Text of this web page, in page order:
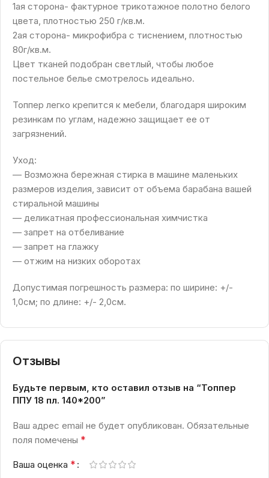
1ая сторона- фактурное трикотажное полотно белого
цвета, плотностью 250 г/кв.м.
2ая сторона- микрофибра с тиснением, плотностью
80г/кв.м.
Цвет тканей подобран светлый, чтобы любое
постельное белье смотрелось идеально.
Топпер легко крепится к мебели, благодаря широким
резинкам по углам, надежно защищает ее от
загрязнений.
Уход:
— Возможна бережная стирка в машине маленьких
размеров изделия, зависит от объема барабана вашей
стиральной машины
— деликатная профессиональная химчистка
— запрет на отбеливание
— запрет на глажку
— отжим на низких оборотах
Допустимая погрешность размера: по ширине: +/-
1,0см; по длине: +/- 2,0см.
Отзывы
Будьте первым, кто оставил отзыв на “Топпер
ППУ 18 пл. 140*200”
Ваш адрес email не будет опубликован. Обязательные
поля помечены *
Ваша оценка *